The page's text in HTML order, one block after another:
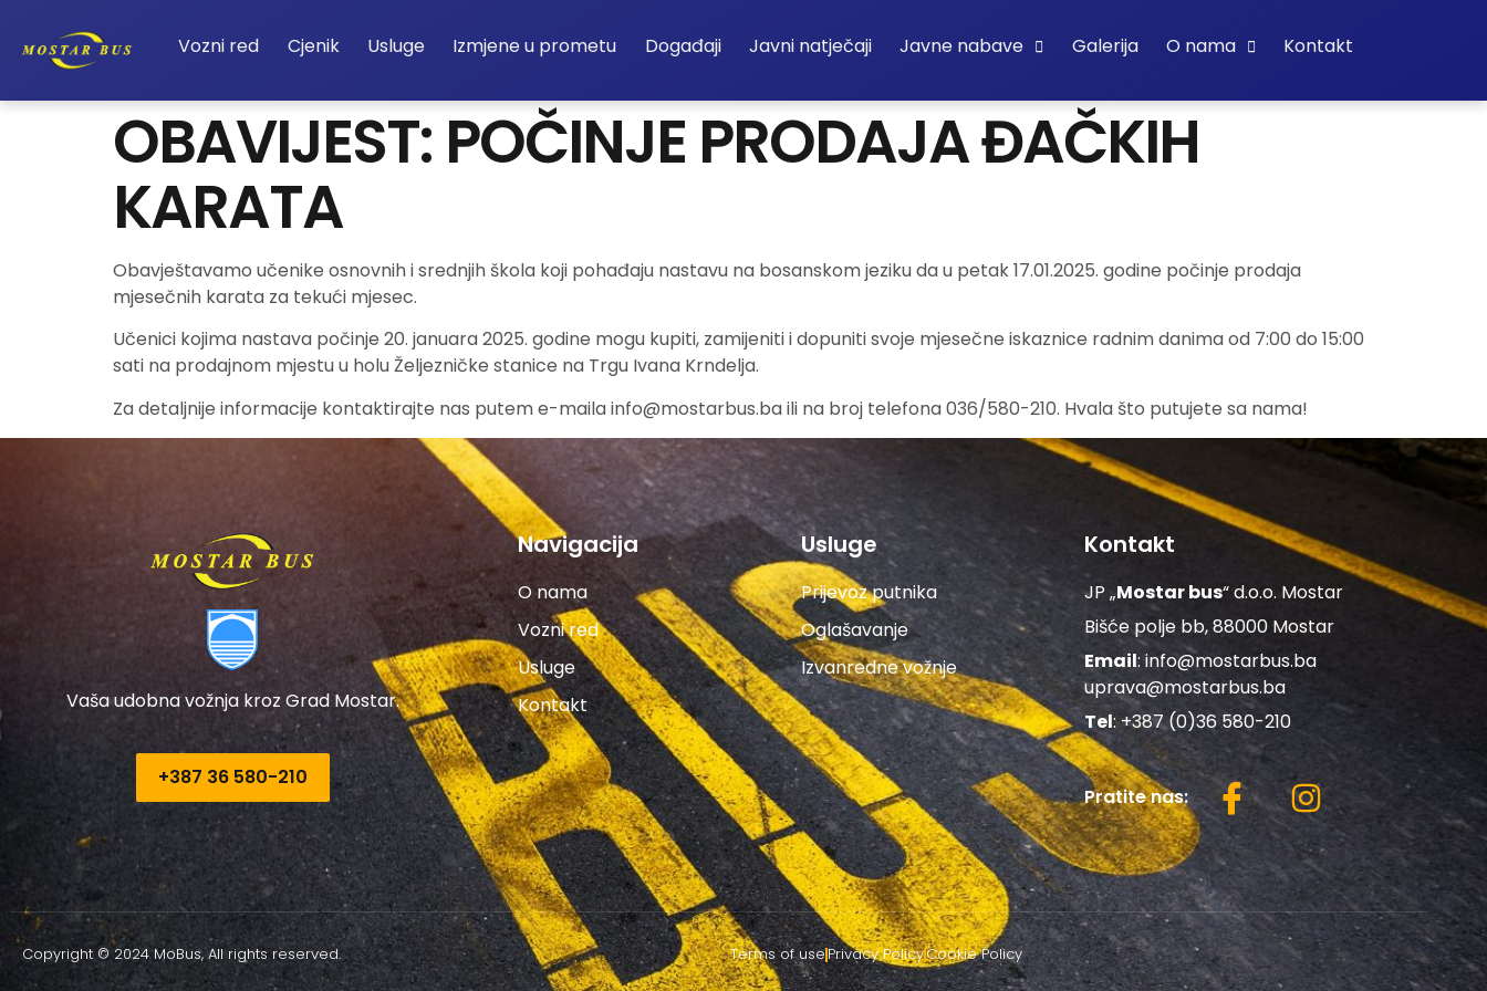
Vozni red Cjenik Usluge Izmjene u prometu Događaji Javni natječaji Javne nabave Galerija O nama Kontakt
OBAVIJEST: POČINJE PRODAJA ĐAČKIH
KARATA
Obavještavamo učenike osnovnih i srednjih škola koji pohađaju nastavu na bosanskom jeziku da u petak 17.01.2025. godine počinje prodaja
mjesečnih karata za tekući mjesec.
Učenici kojima nastava počinje 20. januara 2025. godine mogu kupiti, zamijeniti i dopuniti svoje mjesečne iskaznice radnim danima od 7:00 do 15:00
sati na prodajnom mjestu u holu Željezničke stanice na Trgu Ivana Krndelja.
Za detaljnije informacije kontaktirajte nas putem e-mailainfo@mostarbus.baili na broj telefona 036/580-210. Hvala što putujete sa nama!
Vaša udobna vožnja kroz Grad Mostar.
+387 36 580-210​
Navigacija
O nama
Vozni red
Usluge
Kontakt
Usluge
Prijevoz putnika
Oglašavanje
Izvanredne vožnje
Kontakt
JP „Mostar bus“ d.o.o. Mostar
Bišće polje bb, 88000 Mostar
Email: info@mostarbus.ba
uprava@mostarbus.ba
Tel: +387 (0)36 580-210
Pratite nas:
Copyright © 2024 MoBus, All rights reserved. Terms of usePrivacy PolicyCookie Policy